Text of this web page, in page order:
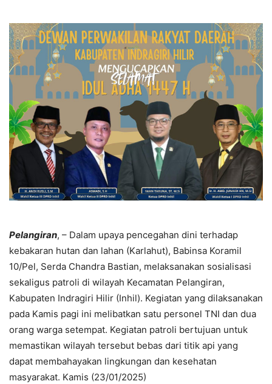
Pelangiran, – Dalam upaya pencegahan dini terhadap
kebakaran hutan dan lahan (Karlahut), Babinsa Koramil
10/Pel, Serda Chandra Bastian, melaksanakan sosialisasi
sekaligus patroli di wilayah Kecamatan Pelangiran,
Kabupaten Indragiri Hilir (Inhil). Kegiatan yang dilaksanakan
pada Kamis pagi ini melibatkan satu personel TNI dan dua
orang warga setempat. Kegiatan patroli bertujuan untuk
memastikan wilayah tersebut bebas dari titik api yang
dapat membahayakan lingkungan dan kesehatan
masyarakat. Kamis (23/01/2025)